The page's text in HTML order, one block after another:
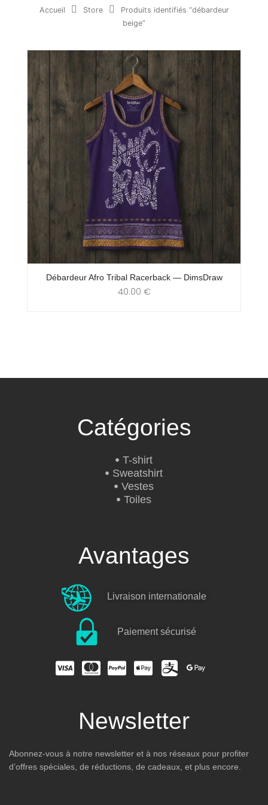
Accueil Store
Produits identifiés “débardeur
beige”
Débardeur Afro Tribal Racerback — DimsDraw
40.00 €
Catégories
T-shirt
Sweatshirt
Vestes
Toiles
Avantages
Livraison internationale
Paiement sécurisé
Newsletter
Abonnez-vous à notre newsletter et à nos réseaux pour profiter
d’offres spéciales, de réductions, de cadeaux, et plus encore.